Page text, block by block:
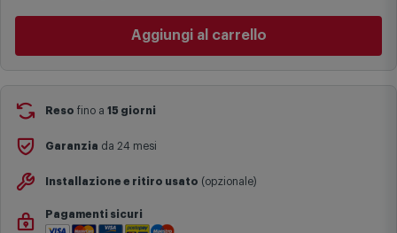
complesse come isole e regioni montane, consegna nei periodi
festivi e ricorrenze principali o in circostanze eccezionali).
nella pagina del prodotto.
Aggiungi al carrello
Reso fino a 15 giorni
Garanzia da 24 mesi
Installazione e ritiro usato (opzionale)
Pagamenti sicuri